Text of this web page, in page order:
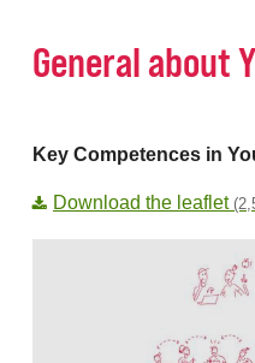
General about
Key Competences in
Download the leaflet